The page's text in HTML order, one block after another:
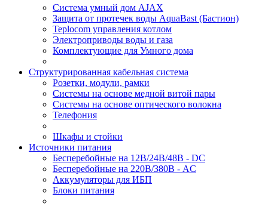
Система умный дом AJAX
Защита от протечек воды AquaBast (Бастион)
Teplocom управления котлом
Электроприводы воды и газа
Комплектующие для Умного дома
Структурированная кабельная система
Розетки, модули, рамки
Системы на основе медной витой пары
Системы на основе оптического волокна
Телефония
Шкафы и стойки
Источники питания
Бесперебойные на 12В/24В/48В - DC
Бесперебойные на 220В/380В - AC
Аккумуляторы для ИБП
Блоки питания